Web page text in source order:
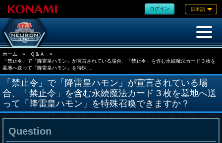
ログイン 日本語
ホーム » Ｑ＆Ａ
»
「禁止令」で「降雷皇ハモン」が宣言されている場合、「禁止令」を含む永続魔法カード３枚を
墓地へ送って「降雷皇ハモン」を特殊 ...
「禁止令」で「降雷皇ハモン」が宣言されている場
合、「禁止令」を含む永続魔法カード３枚を墓地へ送
って「降雷皇ハモン」を特殊召喚できますか？
Question